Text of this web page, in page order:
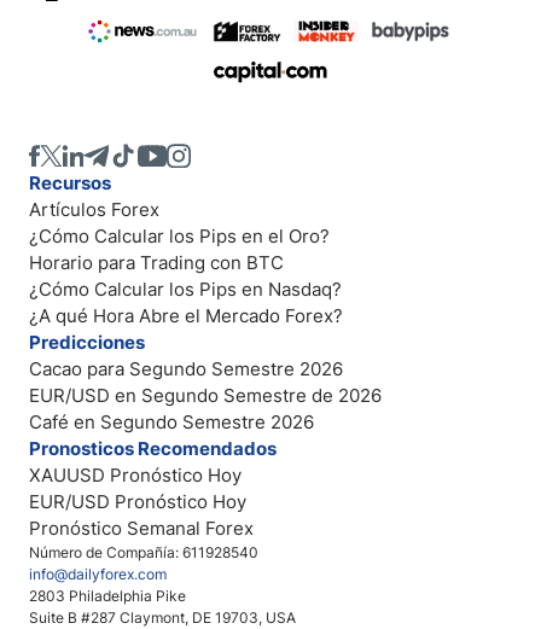
Número de Compañía: 611928540
info@dailyforex.com
2803 Philadelphia Pike
Suite B #287 Claymont, DE 19703, USA
Recursos
Artículos Forex
¿Cómo Calcular los Pips en el Oro?
Horario para Trading con BTC
¿Cómo Calcular los Pips en Nasdaq?
¿A qué Hora Abre el Mercado Forex?
Predicciones
Cacao para Segundo Semestre 2026
EUR/USD en Segundo Semestre de 2026
Café en Segundo Semestre 2026
Pronosticos Recomendados
XAUUSD Pronóstico Hoy
EUR/USD Pronóstico Hoy
Pronóstico Semanal Forex